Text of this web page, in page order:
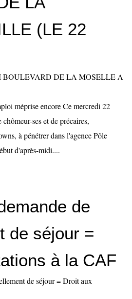
(LE 22
méprise encore Ce mercredi 22
ses et de précaires,
à pénétrer dans l'agence Pôle
d'après-midi....
de
de séjour =
à la CAF